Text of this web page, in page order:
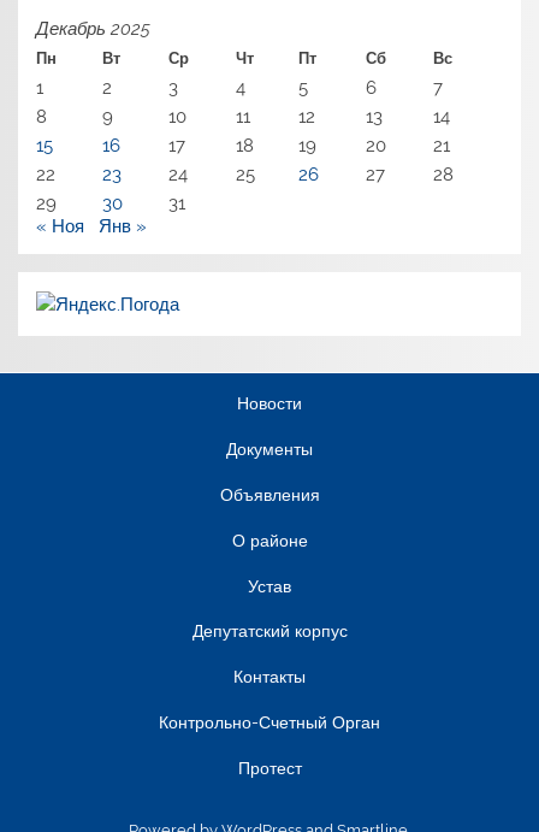
Декабрь 2025
Пн Вт Ср Чт Пт Сб Вс
1 2 3 4 5 6
7
8
9 10 11 12 13
14
15
16 17 18 19 20
21
22
23 24 25 26 27
28
29
30
31
« Ноя
Янв »
Новости
Документы
Объявления
О районе
Устав
Депутатский корпус
Контакты
Контрольно-Счетный Орган
Протест